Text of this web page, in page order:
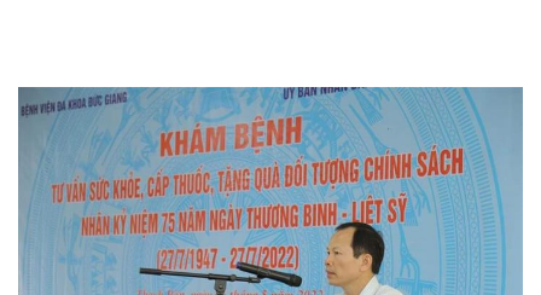
Thi đua khen thưởng